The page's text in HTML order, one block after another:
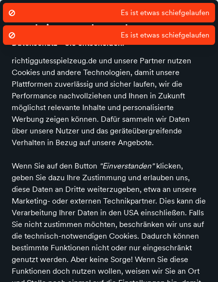
Wir nutzen Cookies um unsere Dienste
zu erbringen und zu verbessern.
Datenschutz - Sie entscheiden!
richtiggutesspielzeug.de und unsere Partner nutzen
Cookies und andere Technologien, damit unsere
Plattformen zuverlässig und sicher laufen, wir die
Performance nachvollziehen und Ihnen in Zukunft
möglichst relevante Inhalte und personalisierte
Werbung zeigen können. Dafür sammeln wir Daten
über unsere Nutzer und das geräteübergreifende
Verhalten in Bezug auf unsere Angebote.
Wenn Sie auf den Button "Einverstanden"klicken,
geben Sie dazu Ihre Zustimmung und erlauben uns,
diese Daten an Dritte weiterzugeben, etwa an unsere
Marketing- oder externen Technikpartner. Dies kann die
Verarbeitung Ihrer Daten in den USA einschließen. Falls
Sie nicht zustimmen möchten, beschränken wir uns auf
die technisch-notwendigen Cookies. Dadurch können
bestimmte Funktionen nicht oder nur eingeschränkt
genutzt werden. Aber keine Sorge! Wenn Sie diese
Funktionen doch nutzen wollen, weisen wir Sie an Ort
Alle Kategorien Neuheiten Angebote Spielen und Basteln
Richtig Gutes Spielzeug kaufen
Bücher &
Medien
Kinderbücher bis 6 Jahre
Kinderbücher bis 6 Jahrein
ALLE FILTER
Suchbegriff Marken Angebote
127 Produkte